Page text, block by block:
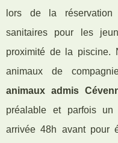
lors de la réservation
sanitaires pour les
proximité de la piscine.
animaux de
animaux admis
préalable et parfois un
arrivée 48h avant pour